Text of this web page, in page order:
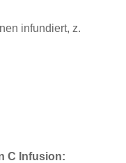
infundiert, z.
C Infusion: